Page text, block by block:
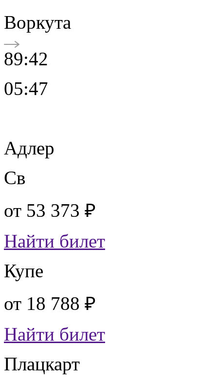
Воркута
89:42
05:47
Адлер
Св
от 53 373 ₽
Найти билет
Купе
от 18 788 ₽
Найти билет
Плацкарт